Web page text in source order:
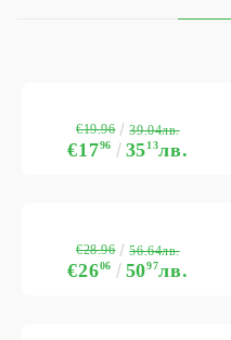
€1796 3513лв.
€19.96 39.04лв.
€2606 5097лв.
€28.96 56.64лв.